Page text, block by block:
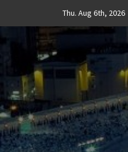
Thu. Aug 6th, 2026